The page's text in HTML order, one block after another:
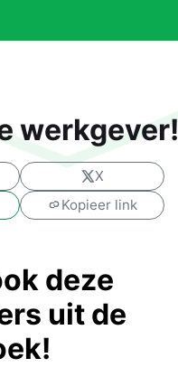
werkgever!
X
Kopieer link
deze
uit de